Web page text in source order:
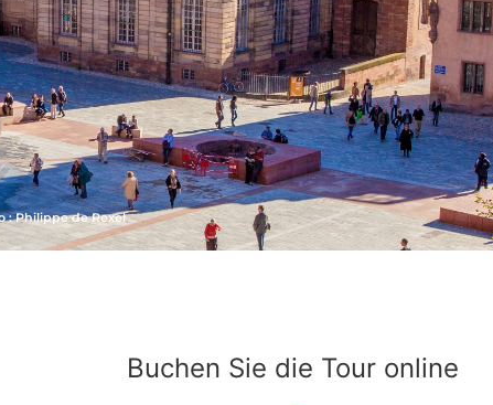
: Philippe de Rexel
Buchen Sie die Tour online